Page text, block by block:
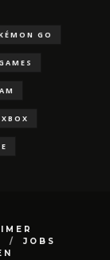
GO
XBOX
JOBS